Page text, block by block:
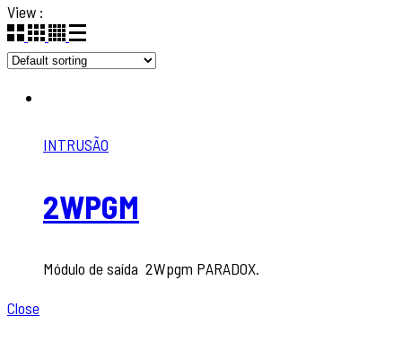
View :
INTRUSÃO
2WPGM
Módulo de saída 2Wpgm PARADOX.
Close